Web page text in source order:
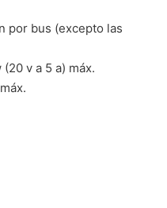
por bus (excepto las
v a 5 a) máx.